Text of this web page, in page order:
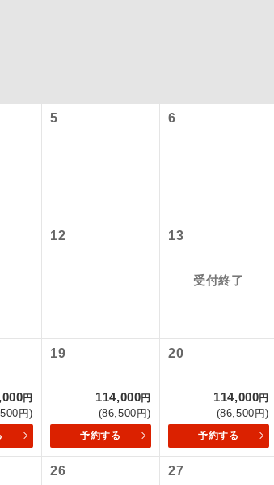
5 6
12 13
受付終了
円
円)
19
114,000円
(86,500円)
予約する
20
114,000円
(86,500円)
予約する
26 27
括旅行運賃」を利用したツアーです。
。
で、コールセンター及びカウンターでのお申
現地到着空港（駅）から最終日出発空港（駅）
バスガイドが乗務し、車内での観光案内があ
ユネスコに登録されている文化遺産や自然遺産
絶景スポットに立ち寄るコースです。
温泉地にも宿泊するコースです。